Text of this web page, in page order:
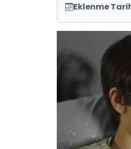
Eklenme